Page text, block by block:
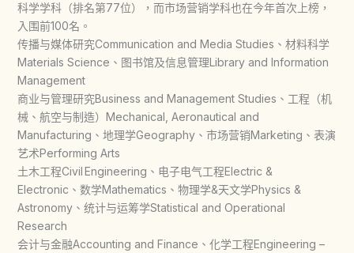
科学学科（排名第77位），而市场营销学科也在今年首次上榜，
入围前100名。
传播与媒体研究Communication and Media Studies、材料科学
Materials Science、图书馆及信息管理Library and Information
Management
商业与管理研究Business and Management Studies、工程（机
械、航空与制造）Mechanical, Aeronautical and
Manufacturing、地理学Geography、市场营销Marketing、表演
艺术Performing Arts
土木工程Civil Engineering、电子电气工程Electric &
Electronic、数学Mathematics、物理学&天文学Physics &
Astronomy、统计与运筹学Statistical and Operational
Research
会计与金融Accounting and Finance、化学工程Engineering –